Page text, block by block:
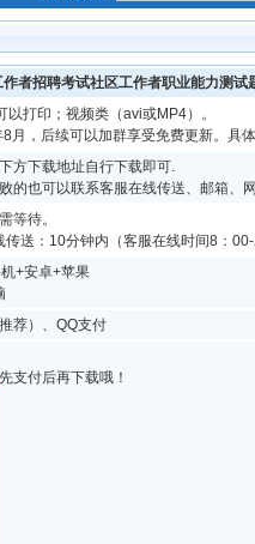
者招聘考试社区工作者职业能力测试
打印；视频类（avi或MP4）。
月，后续可以加群享受免费更新。具
方下载地址自行下载即可.
的也可以联系客服在线传送、邮箱、
等待。
传送：10分钟内（客服在线时间8：
+安卓+苹果
荐）、QQ支付
支付后再下载哦！